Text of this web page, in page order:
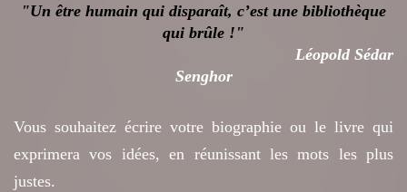
"Un être humain qui disparaît, c’est une bibliothèque
qui brûle !"
Léopold Sédar
Senghor
Vous souhaitez écrire votre biographie ou le livre qui
exprimera vos idées, en réunissant les mots les plus
justes.